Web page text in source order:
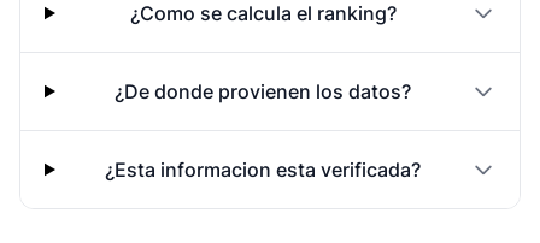
¿Como se calcula el ranking?
¿De donde provienen los datos?
¿Esta informacion esta verificada?